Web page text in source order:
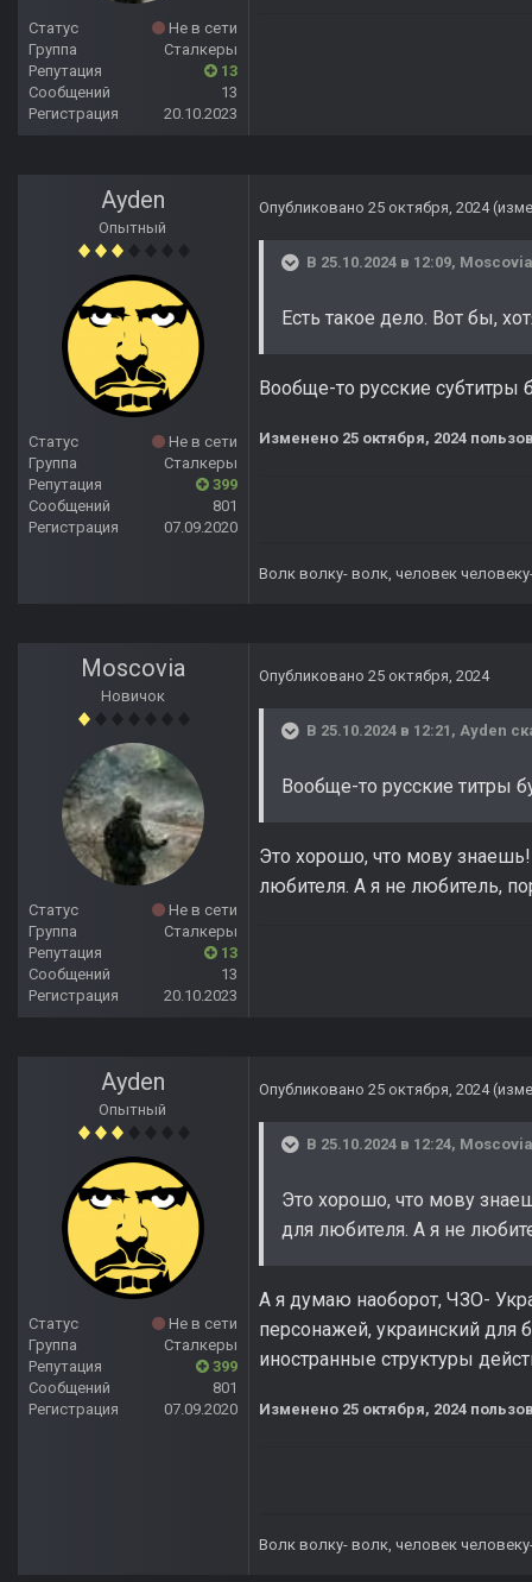
Статус
Не в сети
Группа
Сталкеры
Репутация
13
Сообщений
13
Регистрация
20.10.2023
Ayden
Опытный
Статус
Не в сети
Группа
Сталкеры
Репутация
399
Сообщений
801
Регистрация
07.09.2020
Опубликовано 25 октября, 2024
В 25.10.2024 в 12:09, Moscovia
Есть такое дело. Вот бы,
Вообще-то русские
Изменено 25 октября, 2024
Волк волку- волк, человек
Moscovia
Новичок
Статус
Не в сети
Группа
Сталкеры
Репутация
13
Сообщений
13
Регистрация
20.10.2023
Опубликовано 25 октября, 2024
В 25.10.2024 в 12:21, Ayden
Вообще-то русские титры
Это хорошо, что мову
любителя. А я не любитель,
Ayden
Опытный
Статус
Не в сети
Группа
Сталкеры
Репутация
399
Сообщений
801
Регистрация
07.09.2020
Опубликовано 25 октября, 2024
В 25.10.2024 в 12:24, Moscovia
Это хорошо, что мову
для любителя. А я не
А я думаю наоборот, ЧЗО-
персонажей, украинский для
иностранные структуры
Изменено 25 октября, 2024
Волк волку- волк, человек